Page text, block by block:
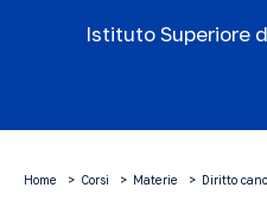
Istituto Superiore
Home Corsi Materie Diritto